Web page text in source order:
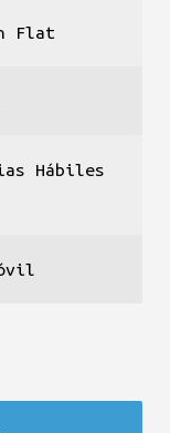
Flat
Hábiles